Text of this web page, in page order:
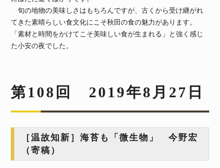
旬の地物の美味しさはもちろんですが、古くから受け継がれ
てきた素晴らしい食文化にこそ秋田の食の魅力があります。
「素材と時間をかけてこそ美味しい食が生まれる」と強く感じ
た小安の夜でした。
第108回 2019年8月27日
［温故知新］海苔も「微生物」 今野宏
（寄稿）